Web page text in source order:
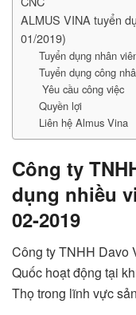
ALMUS VINA tuyển
01/2019)
Tuyển dụng nhân
Tuyển dụng công
Yêu cầu công việc
Quyền lợi
Liên hệ Almus Vina
Công ty
dụng nhiều
02-2019
Công ty TNHH Davo
Quốc hoạt động tại
Thọ trong lĩnh vực